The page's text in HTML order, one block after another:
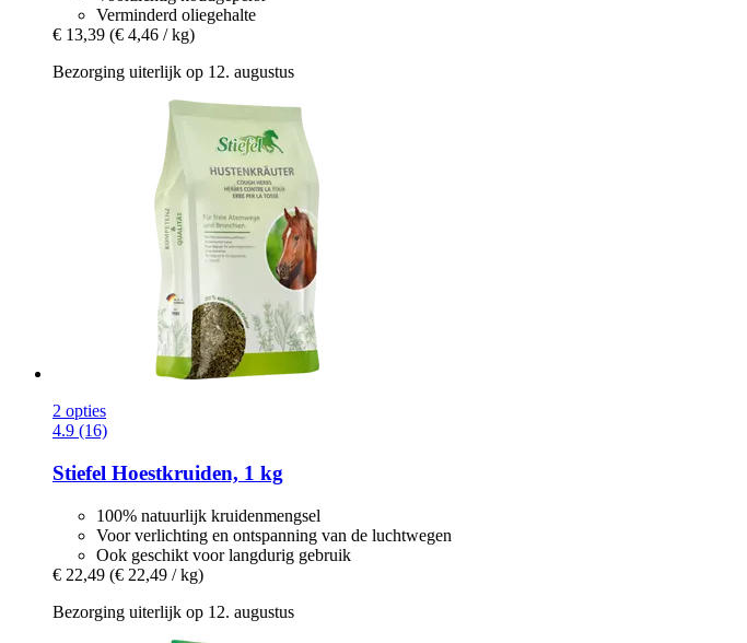
Verminderd oliegehalte
€ 13,39 (€ 4,46 / kg)
Bezorging uiterlijk op 12. augustus
2 opties
4.9 (16)
Stiefel Hoestkruiden, 1 kg
100% natuurlijk kruidenmengsel
Voor verlichting en ontspanning van de luchtwegen
Ook geschikt voor langdurig gebruik
€ 22,49 (€ 22,49 / kg)
Bezorging uiterlijk op 12. augustus